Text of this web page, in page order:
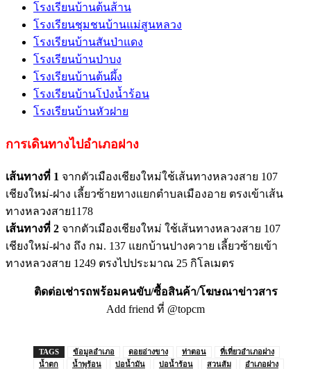
โรงเรียนบ้านต้นส้าน
โรงเรียนชุมชนบ้านแม่สูนหลวง
โรงเรียนบ้านสันป่าแดง
โรงเรียนบ้านป่าบง
โรงเรียนบ้านต้นผึ้ง
โรงเรียนบ้านโป่งน้ำร้อน
โรงเรียนบ้านหัวฝาย
การเดินทางไปอำเภอฝาง
เส้นทางที่ 1 จากตัวเมืองเชียงใหม่ใช้เส้นทางหลวงสาย 107
เชียงใหม่-ฝาง เลี้ยวซ้ายทางแยกตำบลเมืองอาย ตรงเข้าเส้น
ทางหลวงสาย1178
เส้นทางที่ 2 จากตัวเมืองเชียงใหม่ ใช้เส้นทางหลวงสาย 107
เชียงใหม่-ฝาง ถึง กม. 137 แยกบ้านปางควาย เลี้ยวซ้ายเข้า
ทางหลวงสาย 1249 ตรงไปประมาณ 25 กิโลเมตร
ติดต่อเช่ารถพร้อมคนขับ/ซื้อสินค้า/โฆษณาข่าวสาร
Add friend ที่ @topcm
TAGS ข้อมูลอำเภอ ดอยอ่างขาง ท่าตอน
ที่เที่ยวอำเภอฝาง
น้ำตก
น้ำพุร้อน บ่อน้ำมัน บ่อน้ำร้อน สวนส้ม อำเภอฝาง